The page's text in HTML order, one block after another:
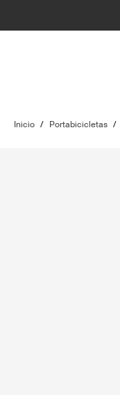
Inicio / Portabicicletas /